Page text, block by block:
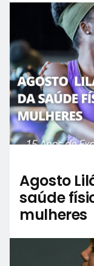
Agosto
saúde
mulheres